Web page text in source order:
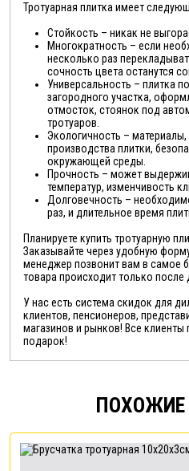
Тротуарная плитка имеет
Стойкость – никак не
Многократность – если
несколько раз
сочность цвета останутся
Универсальность – плитка
загородного участка,
отмосток, стоянок под
тротуаров.
Экологичность –
производства плитки,
окружающей среды.
Прочность – может
температур, изменчивость
Долговечность –
раз, и длительное время
Планируете купить тротуарную
Заказывайте через удобную
менеджер позвонит вам в самое
товара происходит только после
У нас есть система скидок для
клиентов, пенсионеров,
магазинов и рынков! Все
подарок!
ПОХОЖИЕ